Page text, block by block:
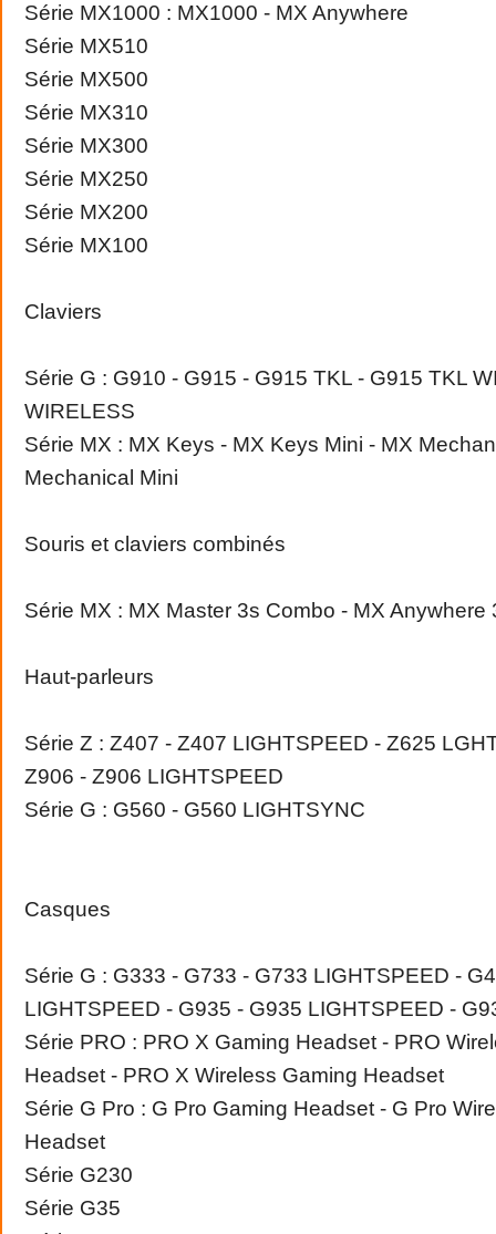
Série MX1000 : MX1000 - MX Anywhere
Série MX510
Série MX500
Série MX310
Série MX300
Série MX250
Série MX200
Série MX100
Claviers
Série G : G910 - G915 - G915 TKL - G915 TKL
WIRELESS
Série MX : MX Keys - MX Keys Mini - MX
Mechanical Mini
Souris et claviers combinés
Série MX : MX Master 3s Combo - MX Anywhere
Haut-parleurs
Série Z : Z407 - Z407 LIGHTSPEED - Z625
Z906 - Z906 LIGHTSPEED
Série G : G560 - G560 LIGHTSYNC
Casques
Série G : G333 - G733 - G733 LIGHTSPEED -
LIGHTSPEED - G935 - G935 LIGHTSPEED -
Série PRO : PRO X Gaming Headset - PRO
Headset - PRO X Wireless Gaming Headset
Série G Pro : G Pro Gaming Headset - G Pro
Headset
Série G230
Série G35